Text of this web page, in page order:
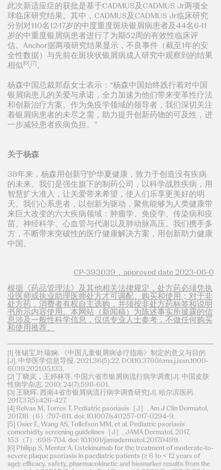
此次新适应症的获批是基于CADMUS及CADMUS Jr两项全
球临床研究结果。其中，CADMUS及CADMUS Jr临床研究
分别对110名12-17岁的中度重度斑块银屑病患者及44名6-11
岁的中重度银屑病患者进行了为期52周的有效性临床评
估。Anchor据两项研究结果显示，不良事件（截至1年的安
全性数据）与先前在斑块状银屑病成人研究中观察到的结果
相似[6],[7]。
杨森中国总裁郑磊女士表示：“杨森中国始终践行着对中国
银屑病患儿的关爱与承诺，全力加速为他们带来变革性疗法
和创新治疗方案。作为免疫学领域的领导者，我们深切关注
着银屑病患者的未尽之需，助力提升创新药物的可及性，进
一步减轻患者疾病负担。”
关于杨森
38年来，杨森用创新守护华夏健康，致力于创造没有疾病
的未来。我们是强生旗下的制药公司，以科学战胜疾病，用
智慧扩大准入，让关爱带来希望，使人们乐享更美好的明
天。我们心系患者，以创新为驱动，聚焦能够为人类健康带
来巨大改变的六大疾病领域：肿瘤学、免疫学、传染病和疫
苗、神经科学、心血管与代谢以及肺动脉高压。我们携手多
方，不断带来突破性的医疗健康解决方案，用创新助力健康
中国。
CP-393039，approved date 2023-06-0
根据《药品管理法》及其他相关法律规定，处方药必须凭执
业医师或执业助理医师处方才可调配、购买和使用；对于非
处方药，消费者有权自主选购，并须按非处方药标签和说明
书所示内容使用。本网站（新闻稿）为陈述事实所披露的信
息涉及一般性科学信息，仅供专业人士参考，不做任何购买
和使用推荐。
[1] 张锡宝,叶瑞娴. 《中国儿童银屑病诊疗指南》制定的意义与目的
[J]. 中华医学信息导报. 2021,36(5):22. DOI:10.3760/cma.j.issn.1000-
8039.2021.05.133.
[2] 丁晓岚，王婷林等. 中国六省市银屑病流行病学调查[J]. 中国皮肤
性病学杂志. 2010; 24(7):598-601.
[3] 王晓晖. 西南4省市银屑病流行病学调查研究[J]. 哈尔滨医药.
2017,37(5):426-427.
[4] Relvas M, Torres T. Pediatric psoriasis［J］. Am J Clin Dermatol,
2017,18（6）:797⁃811. doi: 10.1007/s40257⁃017⁃0294⁃9.
[5] Osier E, Wang AS, Tollefson MM, et al. Pediatric psoriasis
comorbidity screening guidelines［J］. JAMA Dermatol, 2017,
153（7）:698⁃704. doi: 10.1001/jamadermatol.2017.0499.
[6] Philipp S, Menter A. Ustekinumab for the treatment of moderate-to-
severe plaque psoriasis in paediatric patients (≥ 6 to < 12 years of
age): efficacy, safety, pharmacokinetic and biomarker results from the